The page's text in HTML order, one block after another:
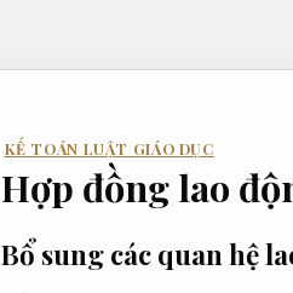
KẾ TOÁN LUẬT GIÁO DỤC
Hợp đồng lao
Bổ sung các quan hệ